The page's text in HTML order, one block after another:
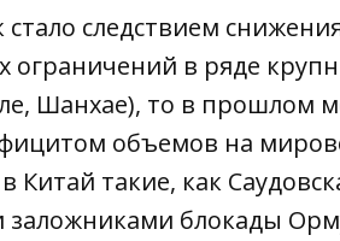
следствием
ограничений в ряде
Шанхае), то в прошлом
объемов на
такие, как
блокады